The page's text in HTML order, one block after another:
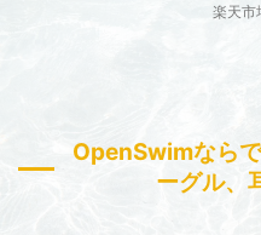
楽天市
OpenSwimなら
ーグル、